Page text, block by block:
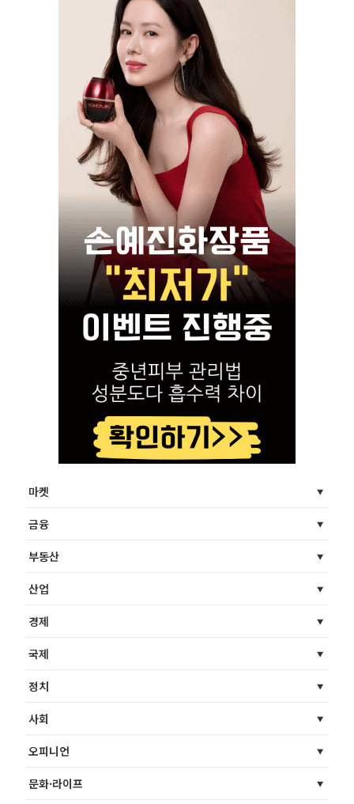
마켓
금융
부동산
산업
경제
국제
정치
사회
오피니언
문화·라이프